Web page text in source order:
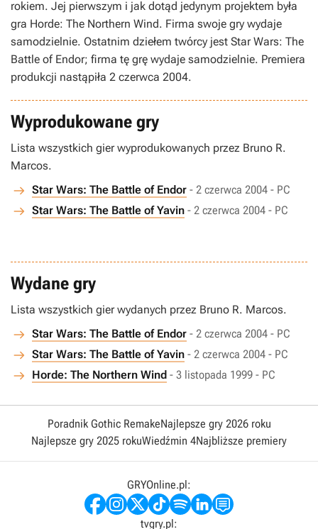
rokiem. Jej pierwszym i jak dotąd jedynym projektem była
gra Horde: The Northern Wind. Firma swoje gry wydaje
samodzielnie. Ostatnim dziełem twórcy jest Star Wars: The
Battle of Endor; firma tę grę wydaje samodzielnie. Premiera
produkcji nastąpiła 2 czerwca 2004.
Wyprodukowane gry
Lista wszystkich gier wyprodukowanych przez Bruno R.
Marcos.
Star Wars: The Battle of Endor - 2 czerwca 2004 - PC
Star Wars: The Battle of Yavin - 2 czerwca 2004 - PC
Wydane gry
Lista wszystkich gier wydanych przez Bruno R. Marcos.
Star Wars: The Battle of Endor - 2 czerwca 2004 - PC
Star Wars: The Battle of Yavin - 2 czerwca 2004 - PC
Horde: The Northern Wind - 3 listopada 1999 - PC
Poradnik Gothic RemakeNajlepsze gry 2026 roku
Najlepsze gry 2025 rokuWiedźmin 4Najbliższe premiery
GRYOnline.pl:
tvgry.pl: